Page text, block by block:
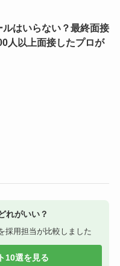
はいらない？最終面接
人以上面接したプロが
れがいい？
採用担当が比較しました
10選を見る